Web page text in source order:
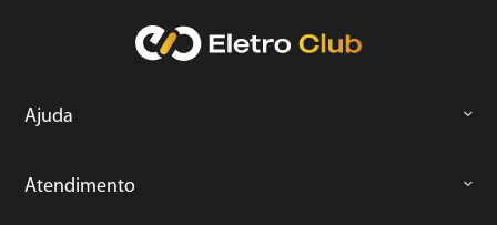
Ajuda
Atendimento